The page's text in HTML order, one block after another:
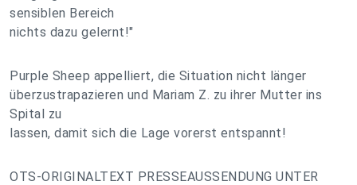
sensiblen Bereich
nichts dazu gelernt!"
Purple Sheep appelliert, die Situation nicht länger
überzustrapazieren und Mariam Z. zu ihrer Mutter ins
Spital zu
lassen, damit sich die Lage vorerst entspannt!
OTS-ORIGINALTEXT PRESSEAUSSENDUNG UNTER